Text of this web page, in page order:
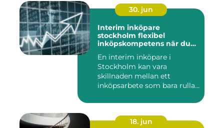
30. jun
Interim inköpare
stockholm flexibel
inköpskompetens när du
En interim inköpare i
Stockholm kan vara
skillnaden mellan ett
inköpsarbete som bara rullar
18. jun